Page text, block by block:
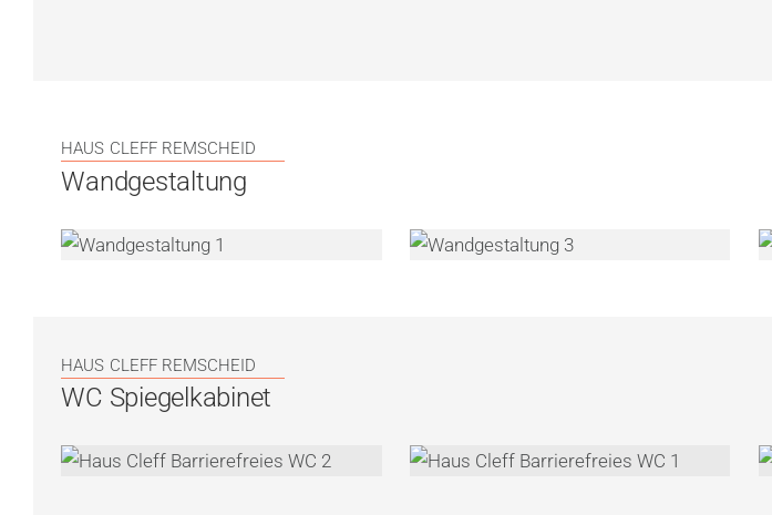
HAUS CLEFF REMSCHEID
Wandgestaltung
HAUS CLEFF REMSCHEID
WC Spiegelkabinet